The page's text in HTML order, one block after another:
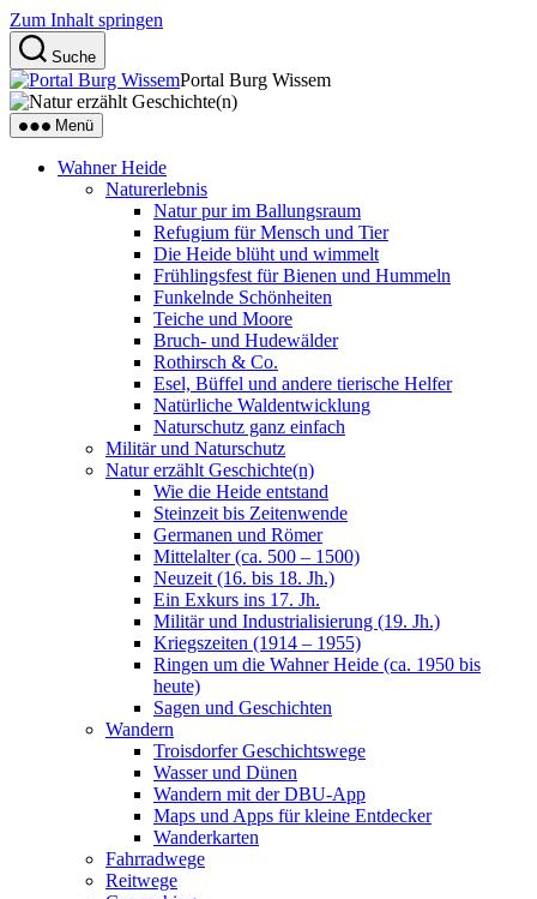
Zum Inhalt springen
Suche
Portal Burg Wissem
Menü
Wahner Heide
Naturerlebnis
Natur pur im Ballungsraum
Refugium für Mensch und Tier
Die Heide blüht und wimmelt
Frühlingsfest für Bienen und Hummeln
Funkelnde Schönheiten
Teiche und Moore
Bruch- und Hudewälder
Rothirsch & Co.
Esel, Büffel und andere tierische Helfer
Natürliche Waldentwicklung
Naturschutz ganz einfach
Militär und Naturschutz
Natur erzählt Geschichte(n)
Wie die Heide entstand
Steinzeit bis Zeitenwende
Germanen und Römer
Mittelalter (ca. 500 – 1500)
Neuzeit (16. bis 18. Jh.)
Ein Exkurs ins 17. Jh.
Militär und Industrialisierung (19. Jh.)
Kriegszeiten (1914 – 1955)
Ringen um die Wahner Heide (ca. 1950 bis
heute)
Sagen und Geschichten
Wandern
Troisdorfer Geschichtswege
Wasser und Dünen
Wandern mit der DBU-App
Maps und Apps für kleine Entdecker
Wanderkarten
Fahrradwege
Reitwege